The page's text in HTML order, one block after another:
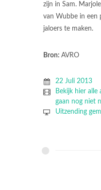
zijn in Sam.
van Wubbe in een
jaloers te maken.
Bron: AVRO
22 Juli 2013
Bekijk hier alle
gaan nog niet
Uitzending